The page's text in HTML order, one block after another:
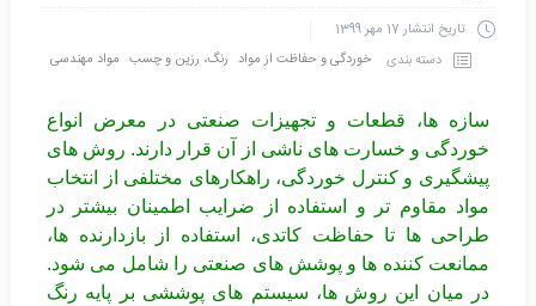
تاریخ انتشار17 مهر 1399
دسته بندی
خوردگی و حفاظت از مواد رنگ، رزین و چسب مواد مهندسی
سازه ها، قطعات و تجهیزات صنعتی در معرض انواع
خوردگی و خسارت های ناشی از آن قرار دارند. روش های
پیشگیری و کنترل خوردگی، راهکارهای مختلفی از انتخاب
مواد مقاوم تر و استفاده از ضرایب اطمینان بیشتر در
طراحی ها تا حفاظت کاتدی، استفاده از بازدارنده ها،
ممانعت کننده ها و پوشش های صنعتی را شامل می شود.
در میان این روش ها، سیستم های پوششی بر پایه رنگ